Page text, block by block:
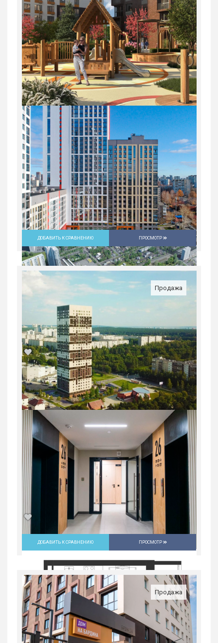
1 25/31
1-комн. квартира в ЖК «Русь» на
ВИЗе...
Россия, Свердловская область,
Екатеринбург
5 929 200 руб.
2-комн. квартира в ЖК «Русь» на
ВИЗе...
Россия, Свердловская область,
Екатеринбург
8 290 000 руб.
2 1/8
ДОБАВИТЬ К СРАВНЕНИЮ ПРОСМОТР
Продажа
ДОБАВИТЬ К СРАВНЕНИЮ ПРОСМОТР
Продажа